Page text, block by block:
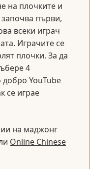
на плочките и
първи,
всеки играч
Играчите се
плочки. За да
4
добро YouTube
се играе
на маджонг
Online Chinese